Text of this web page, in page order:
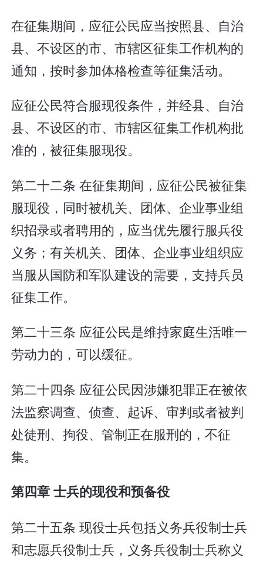
在征集期间，应征公民应当按照县、自治
县、不设区的市、市辖区征集工作机构的
通知，按时参加体格检查等征集活动。
应征公民符合服现役条件，并经县、自治
县、不设区的市、市辖区征集工作机构批
准的，被征集服现役。
第二十二条 在征集期间，应征公民被征集
服现役，同时被机关、团体、企业事业组
织招录或者聘用的，应当优先履行服兵役
义务；有关机关、团体、企业事业组织应
当服从国防和军队建设的需要，支持兵员
征集工作。
第二十三条 应征公民是维持家庭生活唯一
劳动力的，可以缓征。
第二十四条 应征公民因涉嫌犯罪正在被依
法监察调查、侦查、起诉、审判或者被判
处徒刑、拘役、管制正在服刑的，不征
集。
第四章 士兵的现役和预备役
第二十五条 现役士兵包括义务兵役制士兵
和志愿兵役制士兵，义务兵役制士兵称义